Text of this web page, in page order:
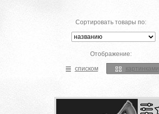
Сортировать товары по:
Отображение:
списком картинками